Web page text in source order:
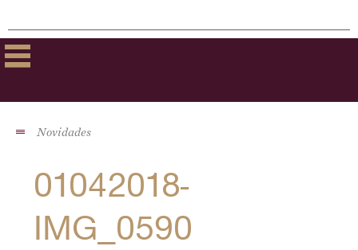
Novidades
01042018-
IMG_0590